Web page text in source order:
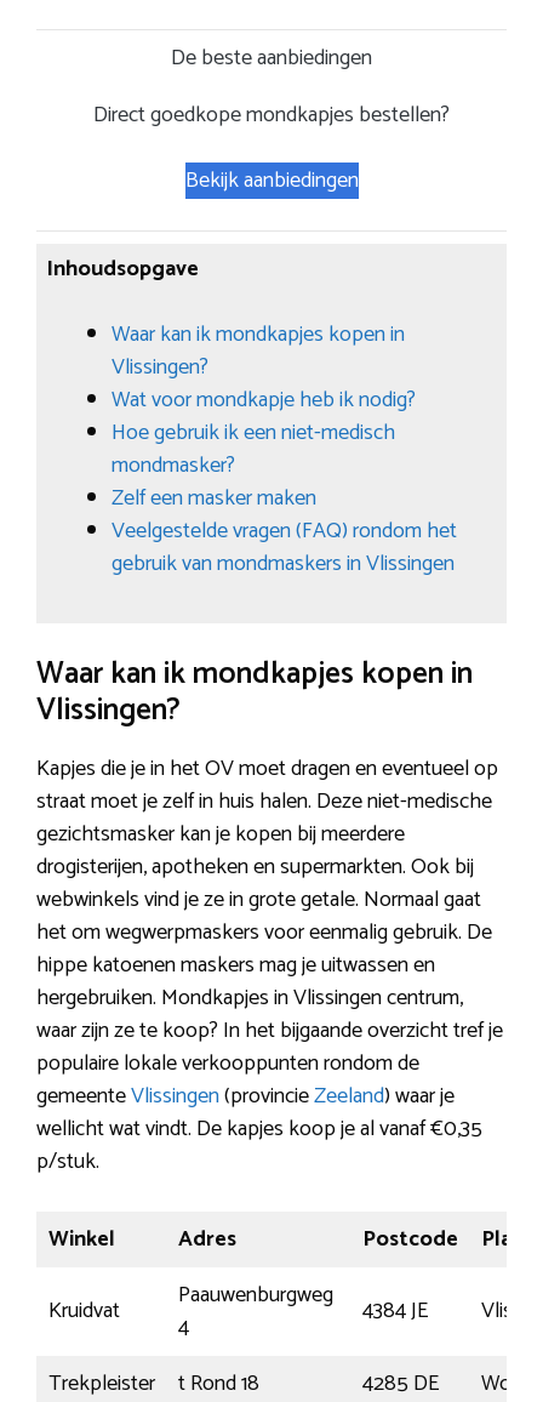
De beste aanbiedingen
Direct goedkope mondkapjes bestellen?
Bekijk aanbiedingen
Inhoudsopgave
Waar kan ik mondkapjes kopen in
Vlissingen?
Wat voor mondkapje heb ik nodig?
Hoe gebruik ik een niet-medisch
mondmasker?
Zelf een masker maken
Veelgestelde vragen (FAQ) rondom het
gebruik van mondmaskers in Vlissingen
Waar kan ik mondkapjes kopen in
Vlissingen?
Kapjes die je in het OV moet dragen en eventueel op
straat moet je zelf in huis halen. Deze niet-medische
gezichtsmasker kan je kopen bij meerdere
drogisterijen, apotheken en supermarkten. Ook bij
webwinkels vind je ze in grote getale. Normaal gaat
het om wegwerpmaskers voor eenmalig gebruik. De
hippe katoenen maskers mag je uitwassen en
hergebruiken. Mondkapjes in Vlissingen centrum,
waar zijn ze te koop? In het bijgaande overzicht tref je
populaire lokale verkooppunten rondom de
gemeenteVlissingen(provincieZeeland) waar je
wellicht wat vindt. De kapjes koop je al vanaf €0,35
p/stuk.
Winkel Adres Postcode
Plaats
Kruidvat
Paauwenburgweg
4
4384 JE
Trekpleister
t Rond 18 4285 DE